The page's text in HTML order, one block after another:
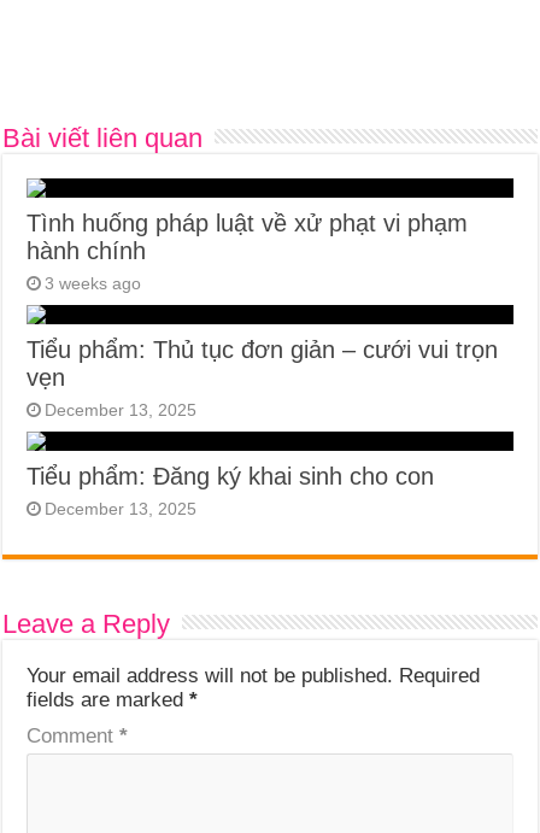
Bài viết liên quan
Tình huống pháp luật về xử phạt vi phạm
hành chính
3 weeks ago
Tiểu phẩm: Thủ tục đơn giản – cưới vui trọn
vẹn
December 13, 2025
Tiểu phẩm: Đăng ký khai sinh cho con
December 13, 2025
Leave a Reply
Your email address will not be published. Required
fields are marked*
Comment*